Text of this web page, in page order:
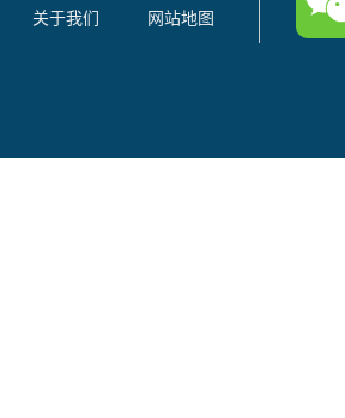
关于我们
网站地图